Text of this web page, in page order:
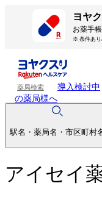
ヨヤ
お薬手
※ 条件あり
薬局検索
導入検討中
の薬局様へ
駅名・薬局名・市区町村
アイセイ
処方せんを送って待ち
処方せんを送って待ち